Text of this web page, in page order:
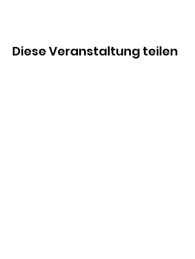
Diese Veranstaltung teilen